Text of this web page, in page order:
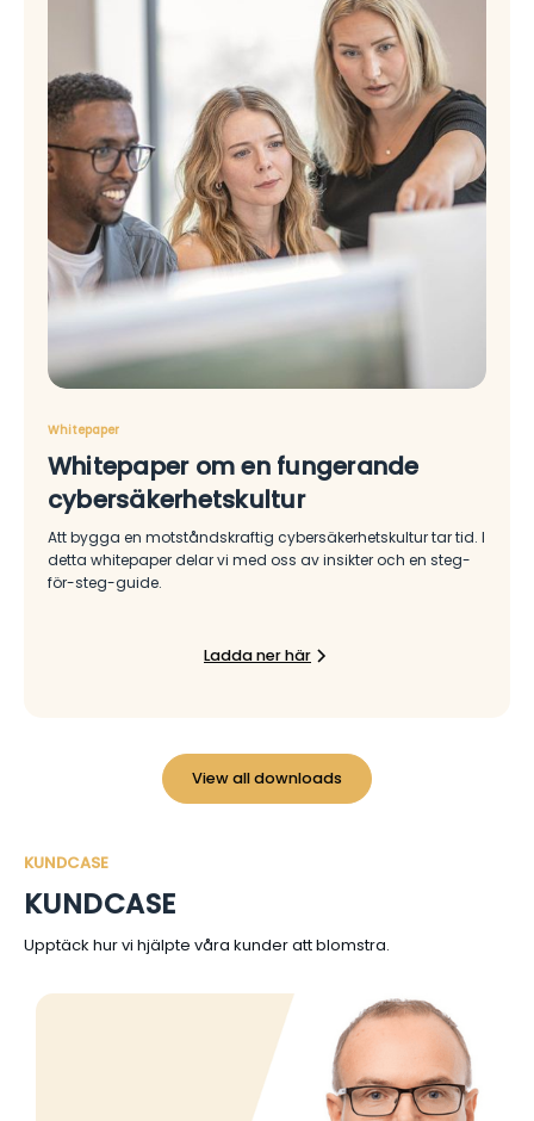
Whitepaper
Whitepaper om en fungerande
cybersäkerhetskultur
Att bygga en motståndskraftig cybersäkerhetskultur tar tid. I
detta whitepaper delar vi med oss ​​av insikter och en steg-
för-steg-guide.
Ladda ner här
View all downloads
KUNDCASE
KUNDCASE
Upptäck hur vi hjälpte våra kunder att blomstra.